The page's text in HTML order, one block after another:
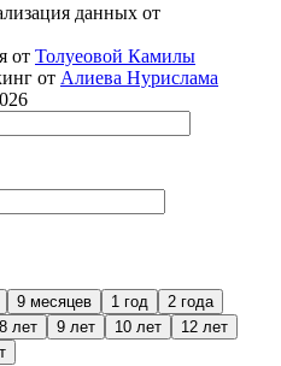
данных от
от Толуеовой Камилы
от Алиева Нурислама
9 месяцев 1 год
2 года
8 лет 9 лет 10 лет
12 лет